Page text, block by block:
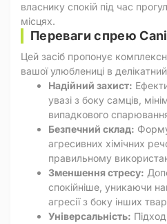
власнику спокій під час
місцях.
Переваги спрею
Цей засіб пропонує
вашої улюблениці в
Надійний захист:
увазі з боку самців,
випадкового
Безпечний склад:
агресивних хімічних
правильному
Зменшення стресу:
спокійніше, уникаючи
агресії з боку інших
Універсальність: